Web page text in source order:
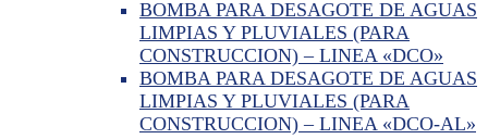
BOMBA PARA DESAGOTE DE AGUAS
LIMPIAS Y PLUVIALES (PARA
CONSTRUCCION) – LINEA «DCO»
BOMBA PARA DESAGOTE DE AGUAS
LIMPIAS Y PLUVIALES (PARA
CONSTRUCCION) – LINEA «DCO-AL»